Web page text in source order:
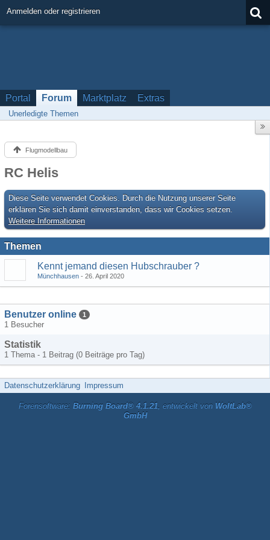
Anmelden oder registrieren
Portal Forum Marktplatz Extras
Unerledigte Themen
Flugmodellbau
RC Helis
Diese Seite verwendet Cookies. Durch die Nutzung unserer Seite
erklären Sie sich damit einverstanden, dass wir Cookies setzen.
Weitere Informationen
Themen
Kennt jemand diesen Hubschrauber ?
Münchhausen 26. April 2020
Benutzer online 1
1 Besucher
Statistik
1 Thema - 1 Beitrag (0 Beiträge pro Tag)
Datenschutzerklärung Impressum
Forensoftware: Burning Board® 4.1.21, entwickelt von WoltLab®
GmbH